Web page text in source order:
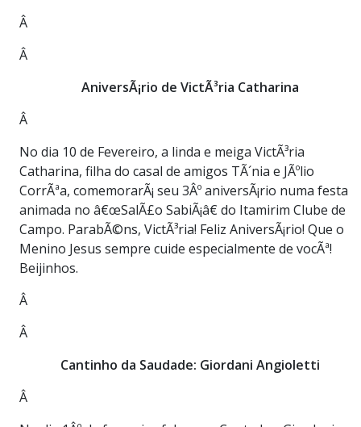
Â
Â
AniversÃ¡rio de VictÃ³ria Catharina
Â
No dia 10 de Fevereiro, a linda e meiga VictÃ³ria
Catharina, filha do casal de amigos TÃ´nia e JÃºlio
CorrÃªa, comemorarÃ¡ seu 3Âº aniversÃ¡rio numa festa
animada no â€œSalÃ£o SabiÃ¡â€ do Itamirim Clube de
Campo. ParabÃ©ns, VictÃ³ria! Feliz AniversÃ¡rio! Que o
Menino Jesus sempre cuide especialmente de vocÃª!
Beijinhos.
Â
Â
Cantinho da Saudade: Giordani Angioletti
Â